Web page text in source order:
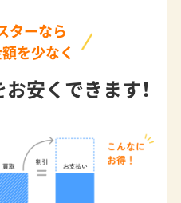
ターなら
を少なく
安くできます！